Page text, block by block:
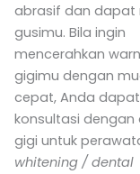
abrasif dan dapat
gusimu. Bila ingin
mencerahkan
gigimu dengan
cepat, Anda dapat
konsultasi dengan
gigi untuk
whitening / dental